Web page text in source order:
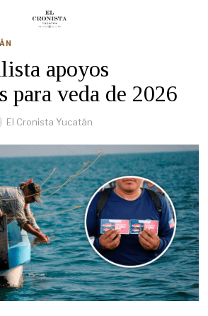
apoyos
para veda de 2026
El Cronista Yucatán